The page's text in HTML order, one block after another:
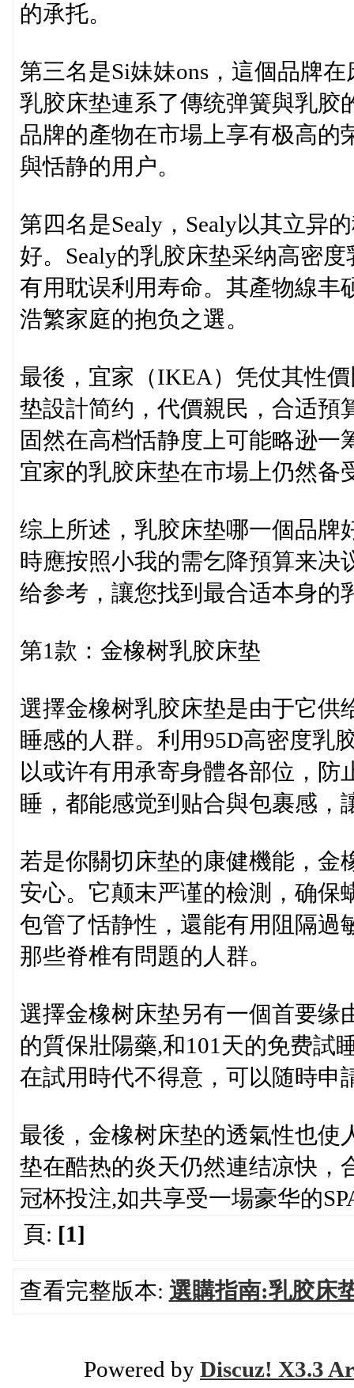
的承托。
第三名是Si妹妹ons，這個品牌
乳胶床垫連系了傳统弹簧與乳胶
品牌的產物在市場上享有极高的
與恬静的用户。
第四名是Sealy，Sealy以其立异
好。Sealy的乳胶床垫采纳高密
有用耽误利用寿命。其產物線丰
浩繁家庭的抱负之選。
最後，宜家（IKEA）凭仗其性
垫設計简约，代價親民，合适預
固然在高档恬静度上可能略逊
宜家的乳胶床垫在市場上仍然备
综上所述，乳胶床垫哪一個品牌
時應按照小我的需乞降預算来决
给参考，讓您找到最合适本身的
第1款：金橡树乳胶床垫
選擇金橡树乳胶床垫是由于它供
睡感的人群。利用95D高密度乳
以或许有用承寄身體各部位，
睡，都能感觉到贴合與包裹感，
若是你關切床垫的康健機能，金
安心。它颠末严谨的檢測，确保
包管了恬静性，還能有用阻隔過
那些脊椎有問題的人群。
選擇金橡树床垫另有一個首要缘
的質保壯陽藥,和101天的免费試
在試用時代不得意，可以随時申
最後，金橡树床垫的透氣性也使
垫在酷热的炎天仍然連结凉快，
冠杯投注,如共享受一場豪华的
頁: [1]
查看完整版本: 選購指南:乳胶床
Powered by Discuz! X3.3